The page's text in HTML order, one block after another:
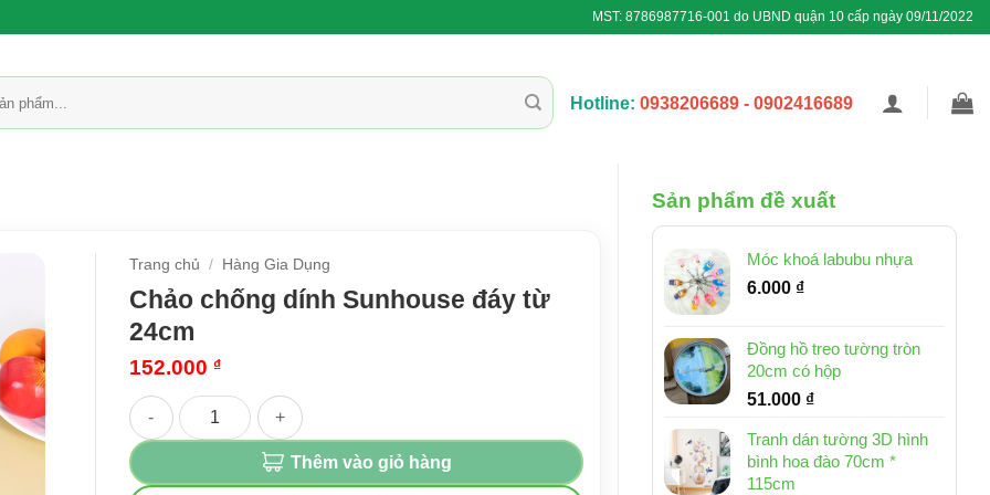
MST: 8786987716-001 do UBND quận 10 cấp ngày 09/11/2022
Hotline: 0938206689 - 0902416689
Sản phẩm đề xuất
Móc khoá labubu nhựa
6.000 ₫
Đồng hồ treo tường tròn
20cm có hộp
51.000 ₫
Tranh dán tường 3D hình
bình hoa đào 70cm *
115cm
Trang chủ / Hàng Gia Dụng
Chảo chống dính Sunhouse đáy từ
24cm
152.000 ₫
Chảo chống dính Sunhouse đáy từ 24cm số lượng
Thêm vào giỏ hàng